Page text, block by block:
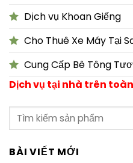
Dịch vụ Khoan Giếng
Cho Thuê Xe Máy Tại
Cung Cấp Bê Tông
Dịch vụ tại nhà trên
BÀI VIẾT MỚI